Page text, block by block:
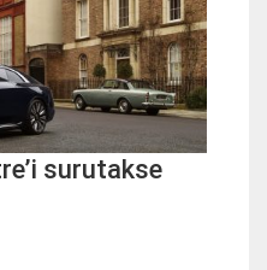
surutakse